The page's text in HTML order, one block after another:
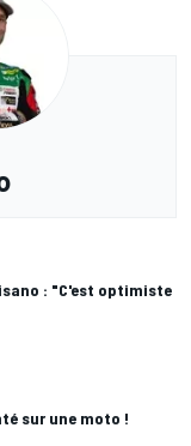
: "C'est optimiste
sur une moto !